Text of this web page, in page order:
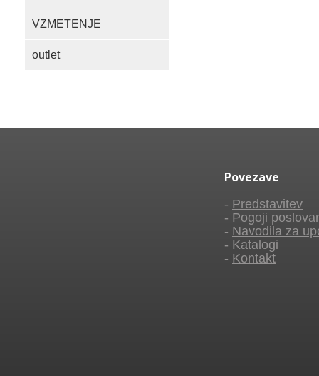
VZMETENJE
outlet
Povezave
- Predstavitev
- Pogoji
- Navodila za
- Katalogi
- Kontakt